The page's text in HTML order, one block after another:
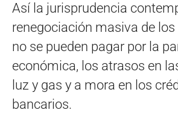
Así la jurisprudencia
renegociación masiva de
no se pueden pagar por la
económica, los atrasos en
luz y gas y a mora en los
bancarios.